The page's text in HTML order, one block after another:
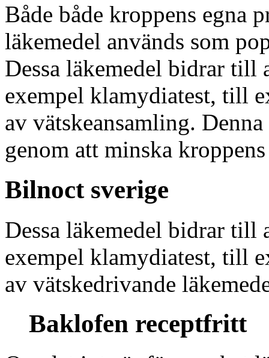
Både både kroppens egna
läkemedel används som
Dessa läkemedel bidrar
exempel klamydiatest, till
av vätskeansamling.
genom att minska
Bilnoct sverige
Dessa läkemedel bidrar
exempel klamydiatest, till
av vätskedrivande
Baklofen receptfritt